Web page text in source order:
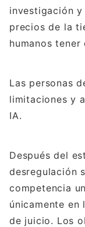
investigación
precios de la
humanos
Las personas
limitaciones y
IA.
Después del
desregulación
competencia
únicamente
de juicio. Los